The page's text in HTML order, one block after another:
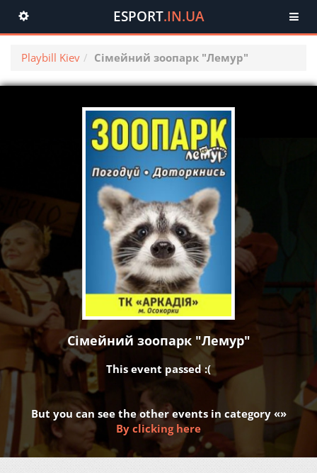
Toggle
navigation
ESPORT.IN.UA
Playbill Kiev Сімейний зоопарк "Лемур"
Сімейний зоопарк "Лемур"
This event passed :(
But you can see the other events in category «»
By clicking here